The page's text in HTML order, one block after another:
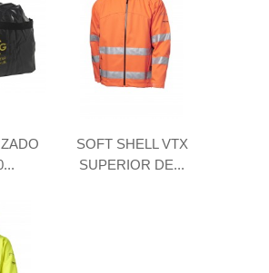
SOFT SHELL VTX
SUPERIOR DE...